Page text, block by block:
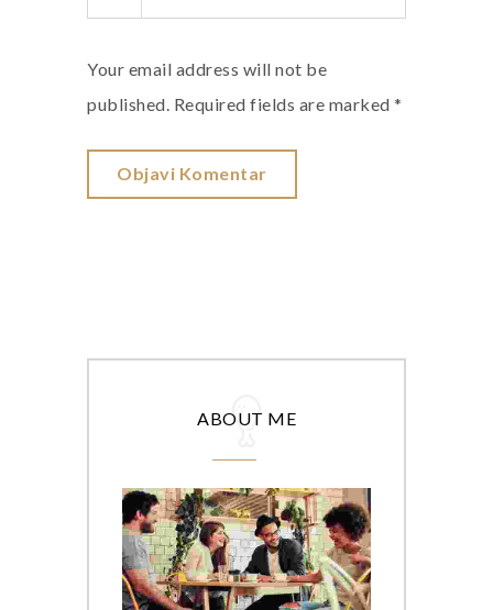
Your email address will not be
published. Required fields are marked *
ABOUT ME